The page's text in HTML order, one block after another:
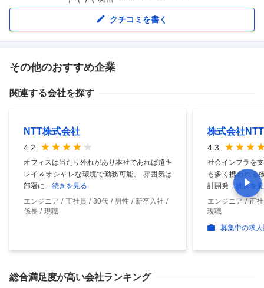
クチコミを書く
その他のおすすめ企業
関連する会社を探す
NTT株式会社
4.2
オフィスは当たり外れがあり本社であれば超キ
レイ＆オシャレな環境で勤務可能。 雰囲気は
部署に …続きを見る
エンジニア
正社員 30代 男性
新卒入社
係長
現職
株式会社
4.3
社会インフラを
も多く携われる
計開発 …続きを
エンジニア
正
現職
募集中の求
総合満足度が高い会社ランキング